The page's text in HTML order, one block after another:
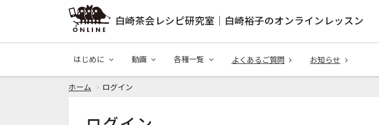
白崎茶会レシピ研究室｜白崎裕子のオンラインレッスン
はじめに 動画 各種一覧 よくあるご質問 お知らせ
ホーム ログイン